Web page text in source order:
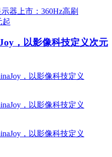
，以影像科技定义次元